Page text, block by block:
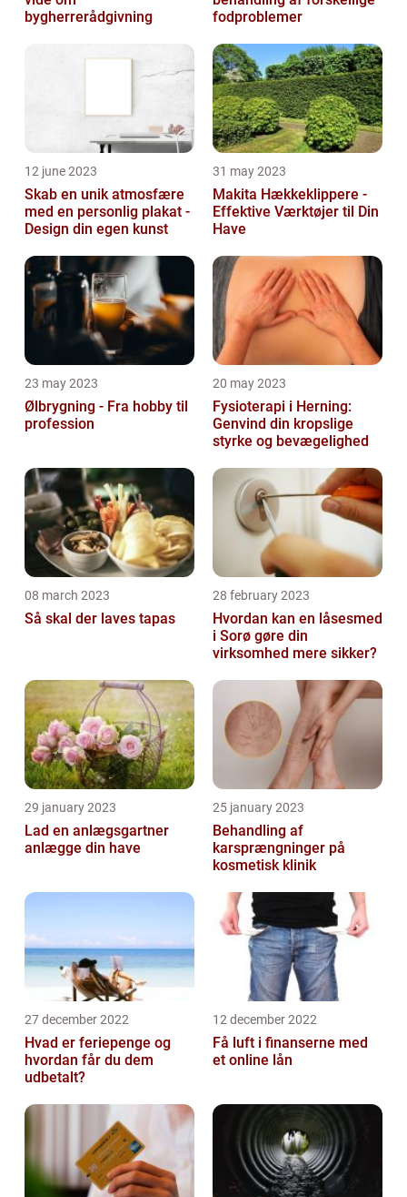
bygherrerådgivning
fodproblemer
12 june 2023
Skab en unik atmosfære
med en personlig plakat -
Design din egen kunst
31 may 2023
Makita Hækkeklippere -
Effektive Værktøjer til Din
Have
23 may 2023
Ølbrygning - Fra hobby til
profession
20 may 2023
Fysioterapi i Herning:
Genvind din kropslige
styrke og bevægelighed
08 march 2023
Så skal der laves tapas
28 february 2023
Hvordan kan en låsesmed
i Sorø gøre din
virksomhed mere sikker?
29 january 2023
Lad en anlægsgartner
anlægge din have
25 january 2023
Behandling af
karsprængninger på
kosmetisk klinik
27 december 2022
Hvad er feriepenge og
hvordan får du dem
udbetalt?
12 december 2022
Få luft i finanserne med
et online lån